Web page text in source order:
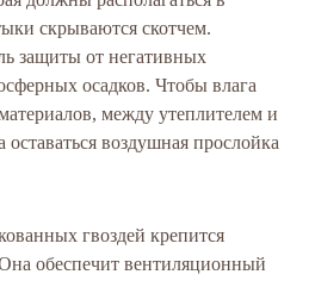
скрываются скотчем.
защиты от негативных
осадков. Чтобы влага
между утеплителем и
воздушная прослойка
гвоздей крепится
обеспечит вентиляционный